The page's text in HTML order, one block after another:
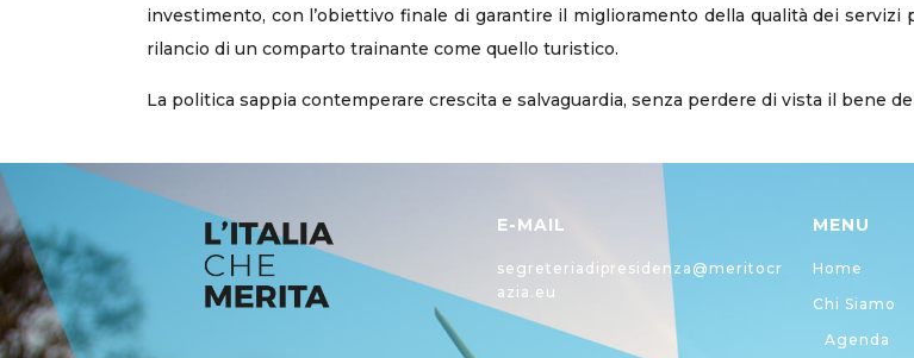
investimento, con l’obiettivo finale di garantire il miglioramento della qualità dei
rilancio di un comparto trainante come quello turistico.
La politica sappia contemperare crescita e salvaguardia, senza perdere di vista il bene
E-MAIL
segreteriadipresidenza@meritocr
azia.eu
MENU
Home
Chi Siamo
Agenda